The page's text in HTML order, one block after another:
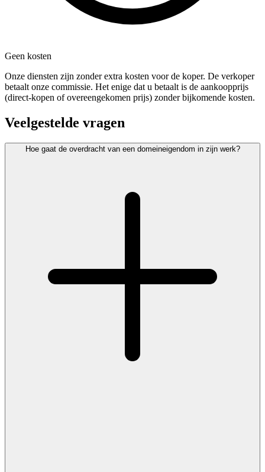
Geen kosten
Onze diensten zijn zonder extra kosten voor de koper. De verkoper
betaalt onze commissie. Het enige dat u betaalt is de aankoopprijs
(direct-kopen of overeengekomen prijs) zonder bijkomende kosten.
Veelgestelde vragen
Hoe gaat de overdracht van een domeineigendom in zijn werk?